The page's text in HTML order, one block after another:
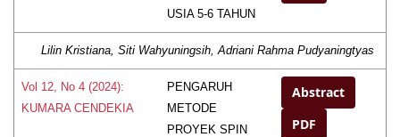
USIA 5-6 TAHUN
Lilin Kristiana, Siti Wahyuningsih, Adriani Rahma Pudyaningtyas
Vol 12, No 4 (2024):
KUMARA CENDEKIA
PENGARUH
METODE
PROYEK SPIN
Abstract
PDF